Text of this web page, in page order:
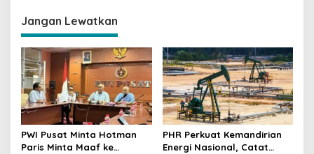
a
s
i
p
o
s
Jangan Lewatkan
PWI Pusat Minta Hotman
Paris Minta Maaf ke
PHR Perkuat Kemandirian
Energi Nasional, Catat